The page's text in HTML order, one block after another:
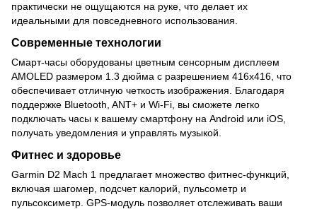
практически не ощущаются на руке, что делает их
идеальными для повседневного использования.
Современные технологии
Смарт-часы оборудованы цветным сенсорным дисплеем
AMOLED размером 1.3 дюйма с разрешением 416x416, что
обеспечивает отличную четкость изображения. Благодаря
поддержке Bluetooth, ANT+ и Wi-Fi, вы сможете легко
подключать часы к вашему смартфону на Android или iOS,
получать уведомления и управлять музыкой.
Фитнес и здоровье
Garmin D2 Mach 1 предлагает множество фитнес-функций,
включая шагомер, подсчет калорий, пульсометр и
пульсоксиметр. GPS-модуль позволяет отслеживать ваши